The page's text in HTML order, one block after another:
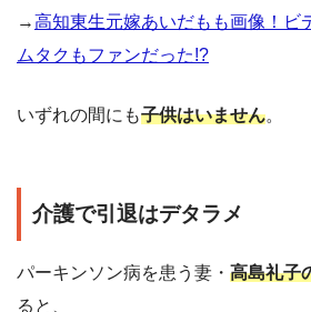
→高知東生元嫁あいだもも画像！ビ
ムタクもファンだった!?
いずれの間にも子供はいません。
介護で引退はデタラメ
パーキンソン病を患う妻・ 高島礼子
ると、